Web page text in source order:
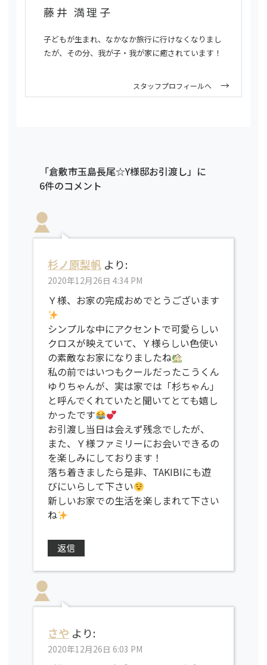
藤井 満理子
子どもが生まれ、なかなか旅行に行けなくなりまし
たが、その分、我が子・我が家に癒されています！
スタッフプロフィールへ
「倉敷市玉島長尾☆Y様邸お引渡し」に
6件のコメント
杉ノ原梨帆 より:
2020年12月26日 4:34 PM
Ｙ様、お家の完成おめでとうございます
シンプルな中にアクセントで可愛らしい
クロスが映えていて、Ｙ様らしい色使い
の素敵なお家になりましたね
私の前ではいつもクールだったこうくん
ゆりちゃんが、実は家では「杉ちゃん」
と呼んでくれていたと聞いてとても嬉し
かったです
お引渡し当日は会えず残念でしたが、
また、Ｙ様ファミリーにお会いできるの
を楽しみにしております！
落ち着きましたら是非、TAKIBIにも遊
びにいらして下さい
新しいお家での生活を楽しまれて下さい
ね
返信
さや より:
2020年12月26日 6:03 PM